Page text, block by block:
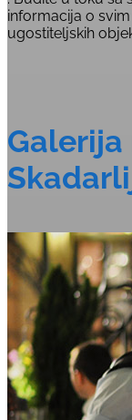
informacija o
ugostiteljskih
Galerija